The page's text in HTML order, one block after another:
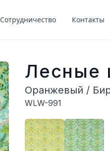
Сотрудничество Контакты
Лесные
Оранжевый /
WLW-991